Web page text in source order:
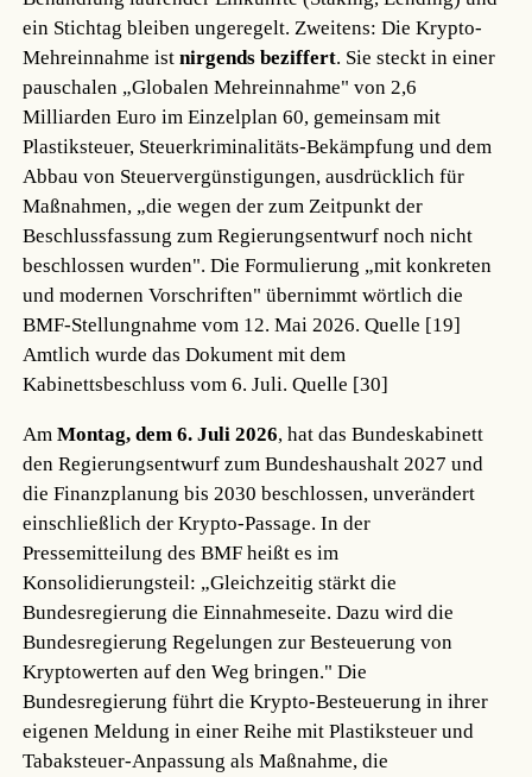
ein Stichtag bleiben ungeregelt. Zweitens: Die Krypto-
Mehreinnahme istnirgends beziffert. Sie steckt in einer
pauschalen „Globalen Mehreinnahme" von 2,6
Milliarden Euro im Einzelplan 60, gemeinsam mit
Plastiksteuer, Steuerkriminalitäts-Bekämpfung und dem
Abbau von Steuervergünstigungen, ausdrücklich für
Maßnahmen, „die wegen der zum Zeitpunkt der
Beschlussfassung zum Regierungsentwurf noch nicht
beschlossen wurden". Die Formulierung „mit konkreten
und modernen Vorschriften" übernimmt wörtlich die
BMF-Stellungnahme vom 12. Mai 2026.Quelle [19]
Amtlich wurde das Dokument mit dem
Kabinettsbeschluss vom 6. Juli.Quelle [30]
AmMontag, dem 6. Juli 2026, hat das Bundeskabinett
den Regierungsentwurf zum Bundeshaushalt 2027 und
die Finanzplanung bis 2030 beschlossen, unverändert
einschließlich der Krypto-Passage. In der
Pressemitteilung des BMF heißt es im
Konsolidierungsteil: „Gleichzeitig stärkt die
Bundesregierung die Einnahmeseite. Dazu wird die
Bundesregierung Regelungen zur Besteuerung von
Kryptowerten auf den Weg bringen." Die
Bundesregierung führt die Krypto-Besteuerung in ihrer
eigenen Meldung in einer Reihe mit Plastiksteuer und
Tabaksteuer-Anpassung als Maßnahme, die